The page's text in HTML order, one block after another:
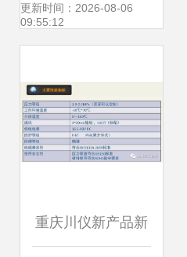
院，共话新能源未
更新时间：2026-08-06
09:55:12
重庆川仪新产品新